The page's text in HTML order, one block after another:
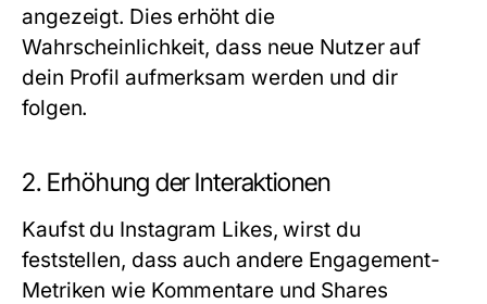
angezeigt. Dies erhöht die
Wahrscheinlichkeit, dass neue Nutzer auf
dein Profil aufmerksam werden und dir
folgen.
2. Erhöhung der Interaktionen
Kaufst du Instagram Likes, wirst du
feststellen, dass auch andere Engagement-
Metriken wie Kommentare und Shares